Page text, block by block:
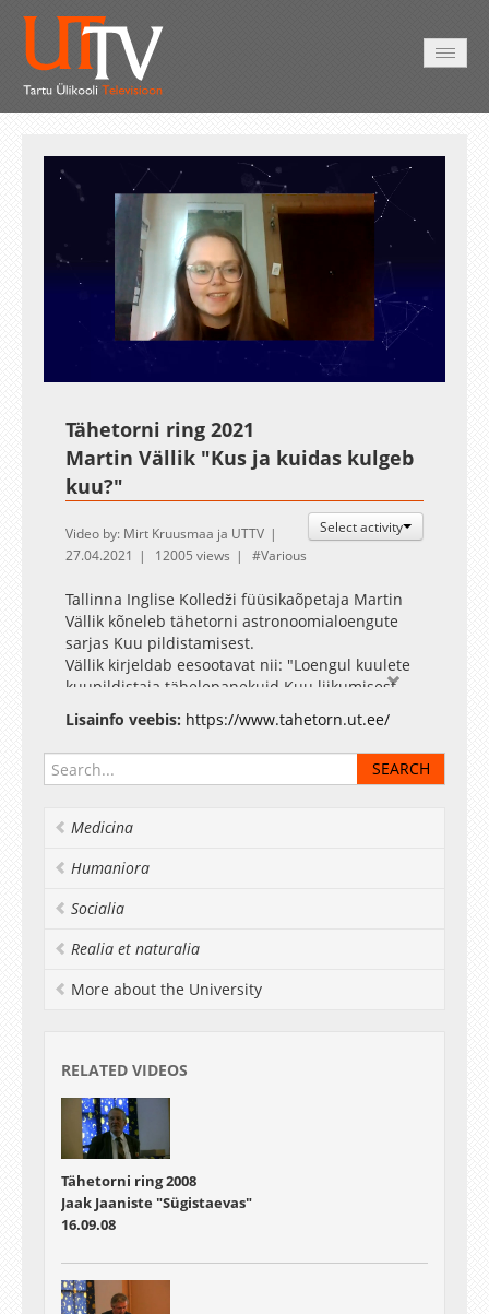
Loaded
1.84%
Esituskiirused
Auto
Tähetorni ring 2021
Martin Vällik "Kus ja kuidas kulgeb
kuu?"
Select activity
Video by: Mirt Kruusmaa ja UTTV
27.04.2021
12005 views Various
Tallinna Inglise Kolledži füüsikaõpetaja Martin
Vällik kõneleb tähetorni astronoomialoengute
sarjas Kuu pildistamisest.
Vällik kirjeldab eesootavat nii: "Loengul kuulete
kuupildistaja tähelepanekuid Kuu liikumisest
taevavõlvil. Ja näete palju-palju fotosid meie
Maa kaaslasest."
Tähetorni Facebook
Lisainfo veebis: https://www.tahetorn.ut.ee/
Medicina
Humaniora
Socialia
Realia et naturalia
More about the University
RELATED VIDEOS
Tähetorni ring 2008
Jaak Jaaniste "Sügistaevas"
16.09.08